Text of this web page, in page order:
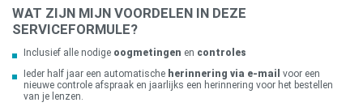
WAT ZIJN MIJN VOORDELEN IN DEZE
SERVICEFORMULE?
Inclusief alle nodige oogmetingen en controles
Ieder half jaar een automatische herinnering via e-mailvoor een
nieuwe controle afspraak en jaarlijks een herinnering voor het bestellen
van je lenzen.